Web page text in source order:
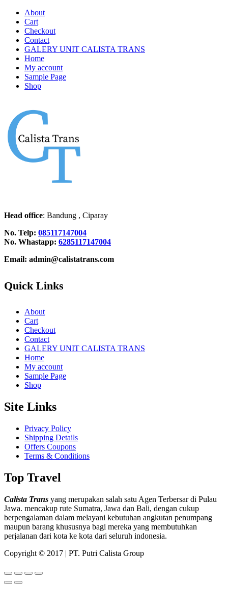
About
Cart
Checkout
Contact
GALERY UNIT CALISTA TRANS
Home
My account
Sample Page
Shop
Head office: Bandung , Ciparay
No. Telp: 085117147004
No. Whastapp: 6285117147004
Email: admin@calistatrans.com
Quick Links
About
Cart
Checkout
Contact
GALERY UNIT CALISTA TRANS
Home
My account
Sample Page
Shop
Site Links
Privacy Policy
Shipping Details
Offers Coupons
Terms & Conditions
Top Travel
Calista Trans yang merupakan salah satu Agen Terbersar di Pulau
Jawa. mencakup rute Sumatra, Jawa dan Bali, dengan cukup
berpengalaman dalam melayani kebutuhan angkutan penumpang
maupun barang khususnya bagi mereka yang membutuhkan
perjalanan dari kota ke kota dari seluruh indonesia.
Copyright © 2017 | PT. Putri Calista Group